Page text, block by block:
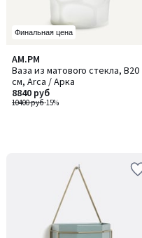
Финальная цена
AM.PM
Ваза из матового стекла, В20
см, Arca / Арка
10400 руб-15%
8840 руб